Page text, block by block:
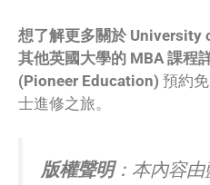
想了解更多關於 University
其他英國大學的 MBA 課程
(Pioneer Education) 預約
士進修之旅。
版權聲明：本內容由